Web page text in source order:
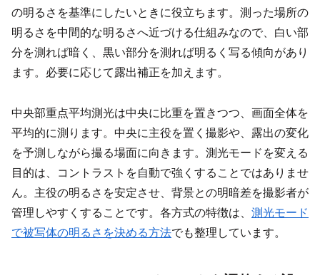
の明るさを基準にしたいときに役立ちます。測った場所の
明るさを中間的な明るさへ近づける仕組みなので、白い部
分を測れば暗く、黒い部分を測れば明るく写る傾向があり
ます。必要に応じて露出補正を加えます。
中央部重点平均測光は中央に比重を置きつつ、画面全体を
平均的に測ります。中央に主役を置く撮影や、露出の変化
を予測しながら撮る場面に向きます。測光モードを変える
目的は、コントラストを自動で強くすることではありませ
ん。主役の明るさを安定させ、背景との明暗差を撮影者が
管理しやすくすることです。各方式の特徴は、 測光モード
で被写体の明るさを決める方法でも整理しています。